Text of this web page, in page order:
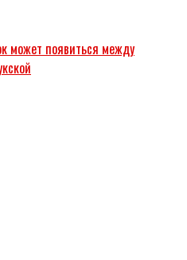
может появиться между